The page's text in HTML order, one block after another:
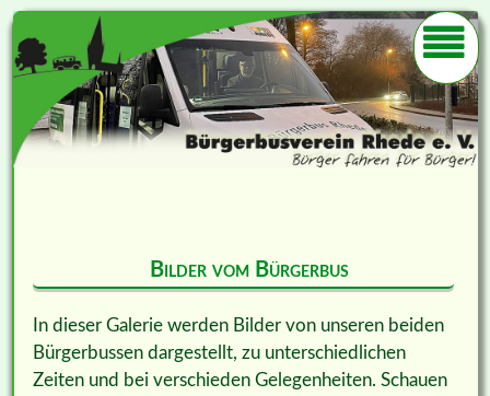
Bilder vom Bürgerbus
In dieser Galerie werden Bilder von unseren beiden
Bürgerbussen dargestellt, zu unterschiedlichen
Zeiten und bei verschieden Gelegenheiten. Schauen